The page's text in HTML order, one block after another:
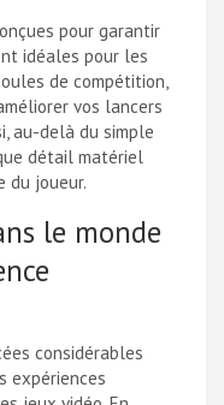
pour garantir
idéales pour les
de compétition,
vos lancers
au-delà du simple
détail matériel
du joueur.
le monde
considérables
expériences